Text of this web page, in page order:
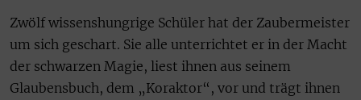
Zwölf wissenshungrige Schüler hat der Zaubermeister
um sich geschart. Sie alle unterrichtet er in der Macht
der schwarzen Magie, liest ihnen aus seinem
Glaubensbuch, dem „Koraktor“, vor und trägt ihnen